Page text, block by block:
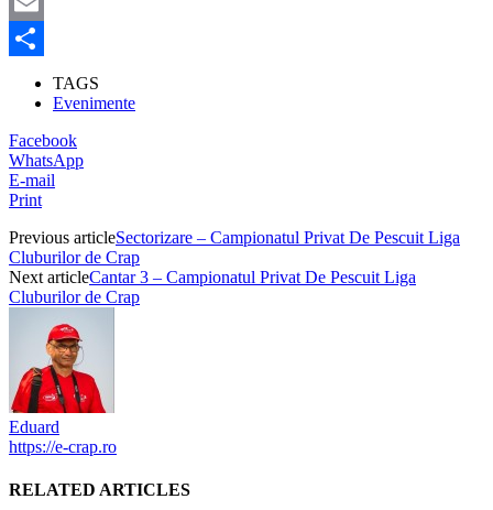
Email
Partajează
TAGS
Evenimente
Facebook
WhatsApp
E-mail
Print
Previous articleSectorizare – Campionatul Privat De Pescuit Liga
Cluburilor de Crap
Next articleCantar 3 – Campionatul Privat De Pescuit Liga
Cluburilor de Crap
Eduard
https://e-crap.ro
RELATED ARTICLES